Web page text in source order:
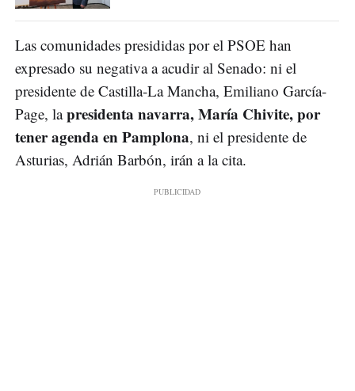
Las comunidades presididas por el PSOE han
expresado su negativa a acudir al Senado: ni el
presidente de Castilla-La Mancha, Emiliano García-
Page, lapresidenta navarra, María Chivite, por
tener agenda en Pamplona, ni el presidente de
Asturias, Adrián Barbón, irán a la cita.